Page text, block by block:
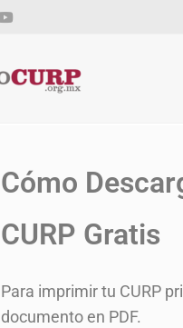
Cómo
CURP Gratis
Para imprimir tu CURP
documento en PDF.